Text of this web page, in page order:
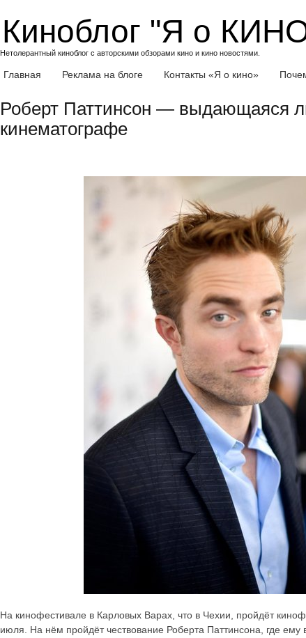
Киноблог "Я о
Нетолерантный киноблог с авторскими обзорами кино и кино новостями.
Главная Реклама на блоге Контакты «Я о кино»
Роберт Паттинсон — выдающаяся
кинематографе
На кинофестивале в Карловых Варах, что в Чехии, пройдёт
июля. На нём пройдёт чествование Роберта Паттинсона, где ему